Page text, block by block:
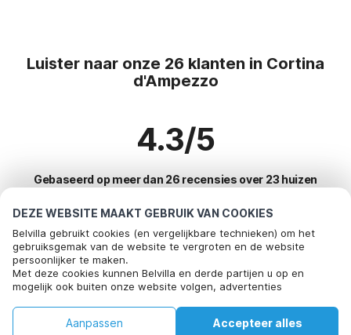
DEZE WEBSITE MAAKT GEBRUIK VAN COOKIES
Belvilla gebruikt cookies (en vergelijkbare technieken) om het
gebruiksgemak van de website te vergroten en de website
persoonlijker te maken.
Met deze cookies kunnen Belvilla en derde partijen u op en
mogelijk ook buiten onze website volgen, advertenties
social media.
Door op "accepteren" te klikken gaat u hiermee akkoord. Meer
Accepteer alles
Aanpassen
Luister naar onze 26 klanten in Cortina
d'Ampezzo
4.3/5
Gebaseerd op meer dan 26 recensies over 23 huizen
Meest populaire bestemmingen voor
vakantie
Top steden met top voorzieningen voor vakantie
Kindvriendelijke vakantiehuizen bayeux
Top steden met top voorzieningen voor vakantie